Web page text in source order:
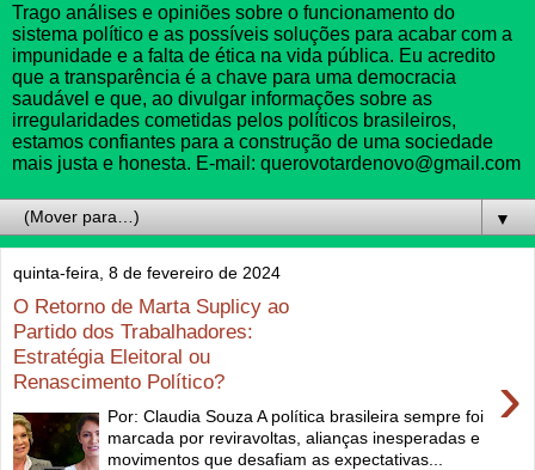
Trago análises e opiniões sobre o funcionamento do
sistema político e as possíveis soluções para acabar com a
impunidade e a falta de ética na vida pública. Eu acredito
que a transparência é a chave para uma democracia
saudável e que, ao divulgar informações sobre as
irregularidades cometidas pelos políticos brasileiros,
estamos confiantes para a construção de uma sociedade
mais justa e honesta. E-mail: querovotardenovo@gmail.com
▼
quinta-feira, 8 de fevereiro de 2024
O Retorno de Marta Suplicy ao
Partido dos Trabalhadores:
Estratégia Eleitoral ou
Renascimento Político?
›
Por: Claudia Souza A política brasileira sempre foi
marcada por reviravoltas, alianças inesperadas e
movimentos que desafiam as expectativas...